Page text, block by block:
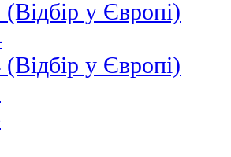
у Європі)
у Європі)